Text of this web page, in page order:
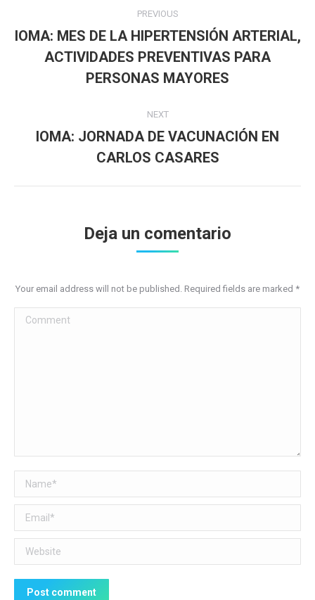
navigation
PREVIOUS
Previous
post:
IOMA: MES DE LA HIPERTENSIÓN ARTERIAL,
ACTIVIDADES PREVENTIVAS PARA
PERSONAS MAYORES
NEXT
Next
post:
IOMA: JORNADA DE VACUNACIÓN EN
CARLOS CASARES
Deja un comentario
Your email address will not be published. Required fields are marked *
Comment
Name *
Email *
Website
Post comment